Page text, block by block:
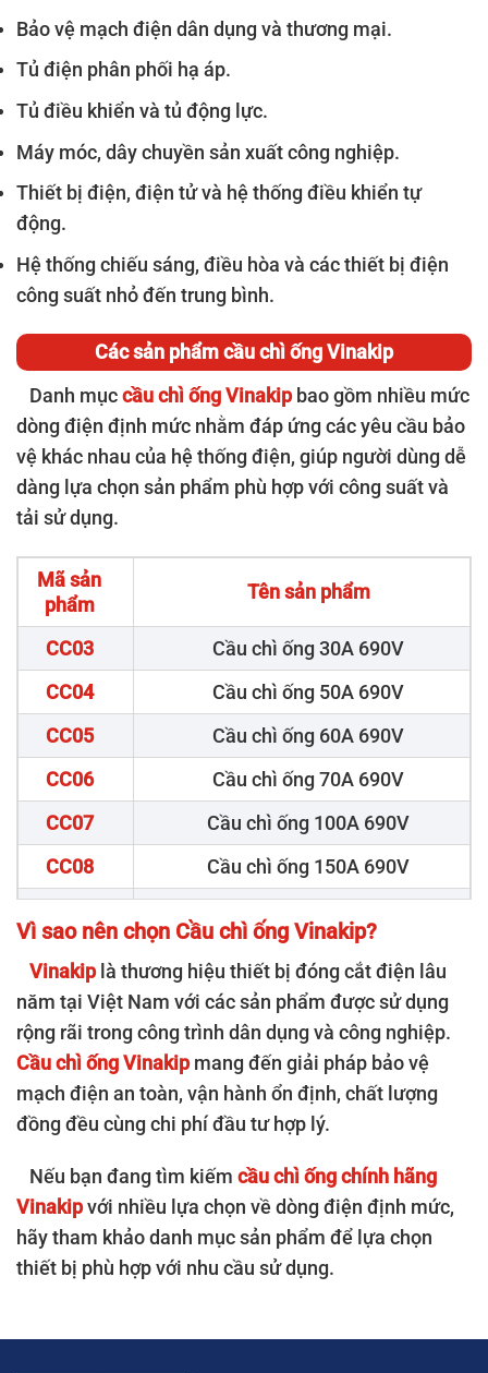
Bảo vệ mạch điện dân dụng và thương mại.
Tủ điện phân phối hạ áp.
Tủ điều khiển và tủ động lực.
Máy móc, dây chuyền sản xuất công nghiệp.
Thiết bị điện, điện tử và hệ thống điều khiển tự
động.
Hệ thống chiếu sáng, điều hòa và các thiết bị điện
công suất nhỏ đến trung bình.
Các sản phẩm cầu chì ống Vinakip
Danh mụccầu chì ống Vinakipbao gồm nhiều mức
dòng điện định mức nhằm đáp ứng các yêu cầu bảo
vệ khác nhau của hệ thống điện, giúp người dùng dễ
dàng lựa chọn sản phẩm phù hợp với công suất và
tải sử dụng.
Mã sản
phẩm
Tên sản phẩm
CC03
Cầu chì ống 30A 690V
CC04
Cầu chì ống 50A 690V
CC05
Cầu chì ống 60A 690V
CC06
Cầu chì ống 70A 690V
CC07
Cầu chì ống 100A 690V
CC08
Cầu chì ống 150A 690V
CC11
Cầu chì ống 300A 690V
CC12
Cầu chì ống 400A 690V
CC13
Cầu chì ống 500A 690V
CC14
Cầu chì ống 630A 690V
CC15
Cầu chì ống 800A 690V
CC16
Cầu chì ống 1000A 690V
Vì sao nên chọn Cầu chì ống Vinakip?
Vinakiplà thương hiệu thiết bị đóng cắt điện lâu
năm tại Việt Nam với các sản phẩm được sử dụng
rộng rãi trong công trình dân dụng và công nghiệp.
Cầu chì ống Vinakipmang đến giải pháp bảo vệ
mạch điện an toàn, vận hành ổn định, chất lượng
đồng đều cùng chi phí đầu tư hợp lý.
Nếu bạn đang tìm kiếm cầu chì ống chính hãng
Vinakipvới nhiều lựa chọn về dòng điện định mức,
hãy tham khảo danh mục sản phẩm để lựa chọn
thiết bị phù hợp với nhu cầu sử dụng.